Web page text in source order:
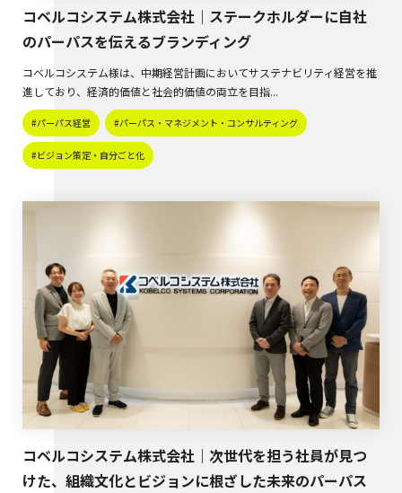
コベルコシステム株式会社｜ステークホルダーに自社
のパーパスを伝えるブランディング
コベルコシステム様は、中期経営計画においてサステナビリティ経営を推
進しており、経済的価値と社会的価値の両立を目指...
#パーパス経営 #パーパス・マネジメント・コンサルティング
#ビジョン策定・自分ごと化
コベルコシステム株式会社｜次世代を担う社員が見つ
けた、組織文化とビジョンに根ざした未来のパーパス